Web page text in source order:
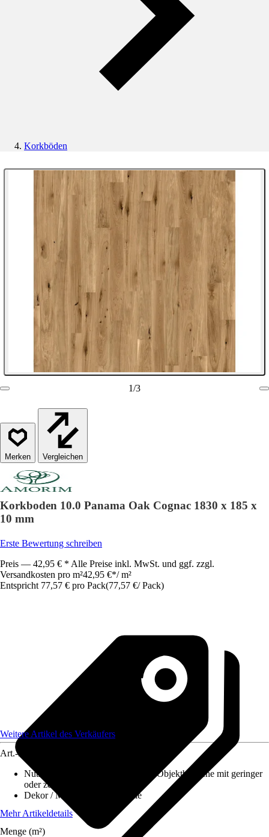
Korkböden
1/3
Vergleichen
Korkboden 10.0 Panama Oak Cognac 1830 x 185 x
10 mm
Erste Bewertung schreiben
Preis — 42,95 € * Alle Preise inkl. MwSt. und ggf. zzgl.
Versandkosten pro m²42,95 €*/ m²
Entspricht 77,57 € pro Pack(77,57 €/ Pack)
Weitere Artikel des Verkäufers
Art.-Nr.
Nutzungsklasse
31 - Gewerbliche/Objektbereiche mit geringer
oder zeitweiser Nutzung
Dekor / Muster
Landhausdiele
Mehr Artikeldetails
Menge (m²)